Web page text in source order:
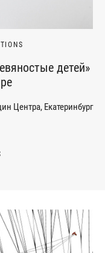
детей»
Центра, Екатеринбург